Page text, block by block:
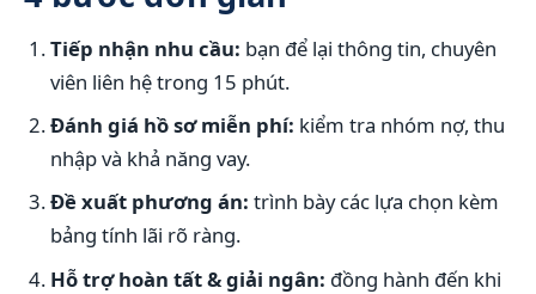
Tiếp nhận nhu cầu: bạn để lại thông tin, chuyên
viên liên hệ trong 15 phút.
Đánh giá hồ sơ miễn phí: kiểm tra nhóm nợ, thu
nhập và khả năng vay.
Đề xuất phương án: trình bày các lựa chọn kèm
bảng tính lãi rõ ràng.
Hỗ trợ hoàn tất & giải ngân: đồng hành đến khi